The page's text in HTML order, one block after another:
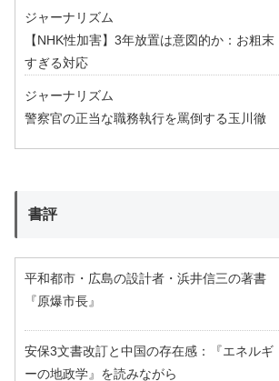
ジャーナリズム
【NHK性加害】3年放置は意図的か：お粗末
すぎる対応
ジャーナリズム
警察官の正当な職務執行を罵倒する玉川徹
書評
平和都市・広島の設計者・浜井信三の著書
『原爆市長』
安保3文書改訂と中国の存在感：『エネルギ
ーの地政学』を読みながら